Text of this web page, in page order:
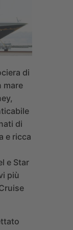
di
mare
di
e ricca
e Star
più